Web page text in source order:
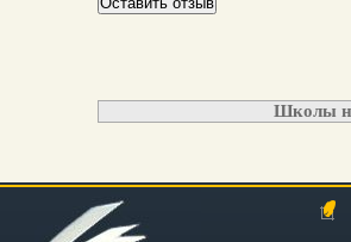
Школы